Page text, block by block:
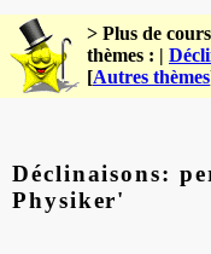
> Plus de
thèmes : |
[Autres thèmes
Déclinaisons:
Physiker'